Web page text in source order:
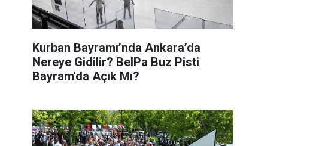
Kurban Bayramı’nda Ankara’da
Nereye Gidilir? BelPa Buz Pisti
Bayram'da Açık Mı?